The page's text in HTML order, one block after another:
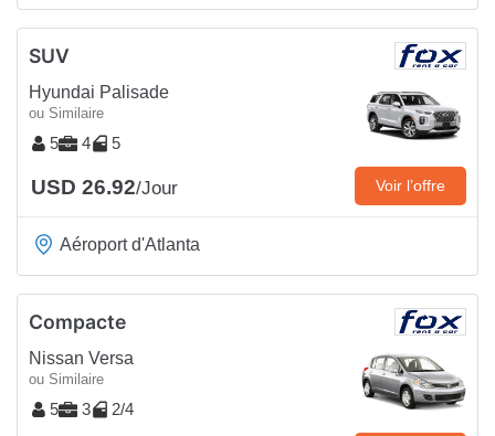
SUV
Hyundai Palisade
ou Similaire
5 4 5
USD 26.92/Jour Voir l’offre
Aéroport d'Atlanta
Compacte
Nissan Versa
ou Similaire
5 3 2/4